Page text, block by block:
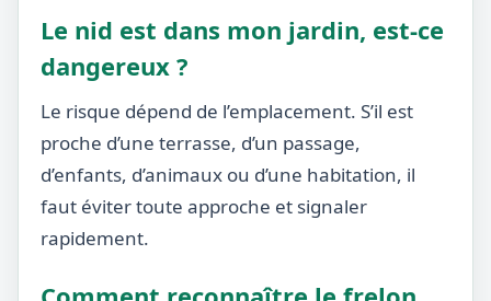
Le nid est dans mon jardin, est-ce
dangereux ?
Le risque dépend de l’emplacement. S’il est
proche d’une terrasse, d’un passage,
d’enfants, d’animaux ou d’une habitation, il
faut éviter toute approche et signaler
rapidement.